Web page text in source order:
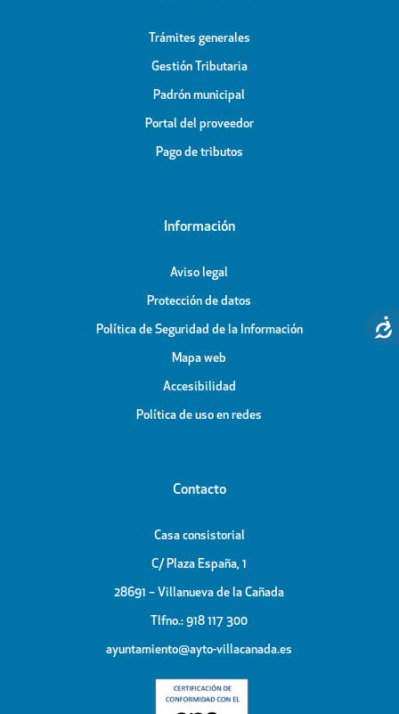
Trámites generales
Gestión Tributaria
Padrón municipal
Portal del proveedor
Pago de tributos
Información
Aviso legal
Protección de datos
Política de Seguridad de la Información
Mapa web
Accesibilidad
Política de uso en redes
Contacto
Casa consistorial
C/ Plaza España, 1
28691 – Villanueva de la Cañada
Tlfno.: 918 117 300
ayuntamiento@ayto-villacanada.es